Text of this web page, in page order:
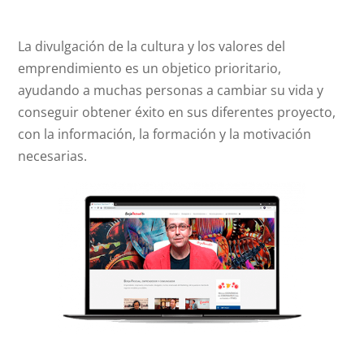
La divulgación de la cultura y los valores del
emprendimiento es un objetico prioritario,
ayudando a muchas personas a cambiar su vida y
conseguir obtener éxito en sus diferentes proyecto,
con la información, la formación y la motivación
necesarias.